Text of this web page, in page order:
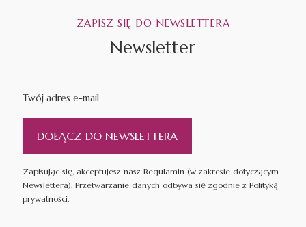
ZAPISZ SIĘ DO NEWSLETTERA
Newsletter
Twój adres e-mail
DOŁĄCZ DO NEWSLETTERA
Zapisując się, akceptujesz nasz Regulamin (w zakresie dotyczącym
Newslettera). Przetwarzanie danych odbywa się zgodnie z Polityką
prywatności.